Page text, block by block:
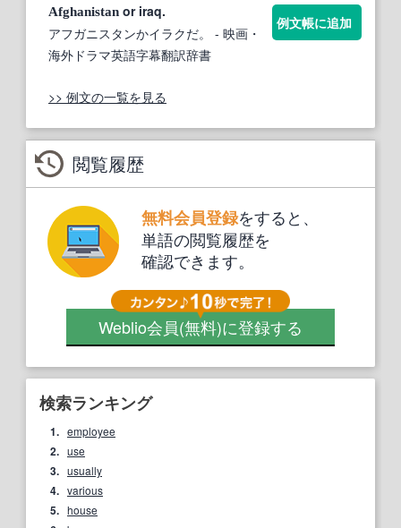
Afghanistan or iraq.
アフガニスタンかイラクだ。
- 映画・
海外ドラマ英語字幕翻訳辞書
例文帳に追加
>> 例文の一覧を見る
閲覧履歴
無料会員登録をすると、
単語の閲覧履歴を
確認できます。
Weblio会員(無料)に登録する
検索ランキング
1. employee
2. use
3. usually
4. various
5. house